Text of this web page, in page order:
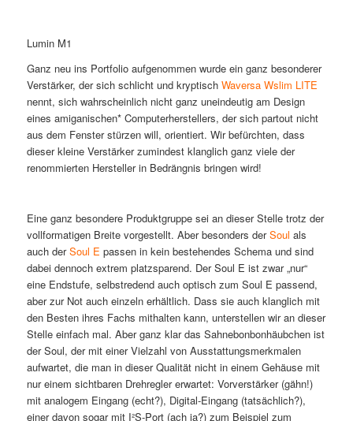
Lumin M1
Ganz neu ins Portfolio aufgenommen wurde ein ganz besonderer
Verstärker, der sich schlicht und kryptisch Waversa Wslim LITE
nennt, sich wahrscheinlich nicht ganz uneindeutig am Design
eines amiganischen* Computerherstellers, der sich partout nicht
aus dem Fenster stürzen will, orientiert. Wir befürchten, dass
dieser kleine Verstärker zumindest klanglich ganz viele der
renommierten Hersteller in Bedrängnis bringen wird!
Eine ganz besondere Produktgruppe sei an dieser Stelle trotz der
vollformatigen Breite vorgestellt. Aber besonders derSoul als
auch derSoul E passen in kein bestehendes Schema und sind
dabei dennoch extrem platzsparend. Der Soul E ist zwar „nur“
eine Endstufe, selbstredend auch optisch zum Soul E passend,
aber zur Not auch einzeln erhältlich. Dass sie auch klanglich mit
den Besten ihres Fachs mithalten kann, unterstellen wir an dieser
Stelle einfach mal. Aber ganz klar das Sahnebonbonhäubchen ist
der Soul, der mit einer Vielzahl von Ausstattungsmerkmalen
aufwartet, die man in dieser Qualität nicht in einem Gehäuse mit
nur einem sichtbaren Drehregler erwartet: Vorverstärker (gähn!)
mit analogem Eingang (echt?), Digital-Eingang (tatsächlich?),
einer davon sogar mit I²S-Port (ach ja?) zum Beispiel zum